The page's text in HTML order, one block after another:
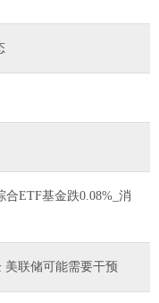
合ETF基金跌0.08%_消
美联储可能需要干预